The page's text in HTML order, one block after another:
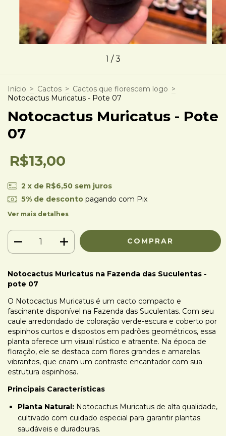
1 /3
Início > Cactos > Cactos que florescem logo >
Notocactus Muricatus - Pote 07
Notocactus Muricatus - Pote
07
R$13,00
2 x de R$6,50 sem juros
5% de descontopagando com Pix
Ver mais detalhes
Notocactus Muricatus na Fazenda das Suculentas -
pote 07
O Notocactus Muricatus é um cacto compacto e
fascinante disponível na Fazenda das Suculentas. Com seu
caule arredondado de coloração verde-escura e coberto por
espinhos curtos e dispostos em padrões geométricos, essa
planta oferece um visual rústico e atraente. Na época de
floração, ele se destaca com flores grandes e amarelas
vibrantes, que criam um contraste encantador com sua
estrutura espinhosa.
Principais Características
Planta Natural: Notocactus Muricatus de alta qualidade,
cultivado com cuidado especial para garantir plantas
saudáveis e duradouras.